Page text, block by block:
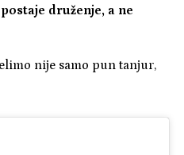
druženje, a ne
nije samo pun tanjur,